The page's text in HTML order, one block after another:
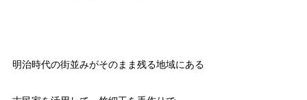
明治時代の街並みがそのまま残る地域にある